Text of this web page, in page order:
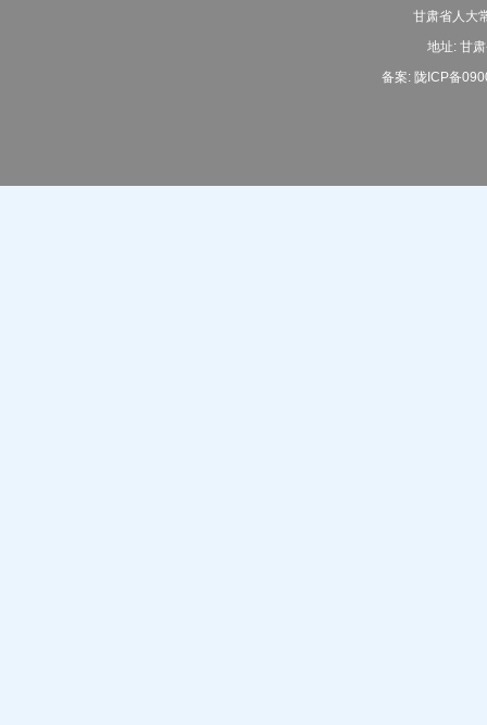
甘肃省人大
地址: 甘
备案: 陇ICP备